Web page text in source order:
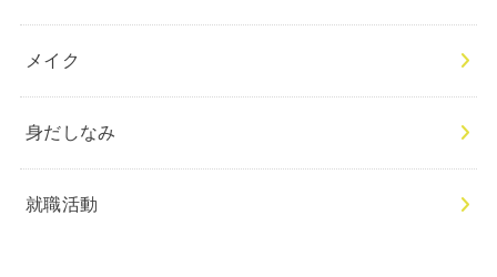
メイク
身だしなみ
就職活動